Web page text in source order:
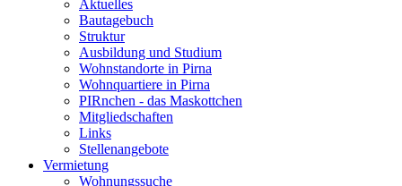
Aktuelles
Bautagebuch
Struktur
Ausbildung und Studium
Wohnstandorte in Pirna
Wohnquartiere in Pirna
PIRnchen - das Maskottchen
Mitgliedschaften
Links
Stellenangebote
Vermietung
Wohnungssuche